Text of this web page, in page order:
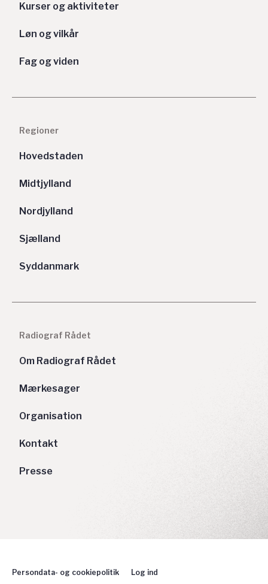
Kurser og aktiviteter
Løn og vilkår
Fag og viden
Regioner
Hovedstaden
Midtjylland
Nordjylland
Sjælland
Syddanmark
Radiograf Rådet
Om Radiograf Rådet
Mærkesager
Organisation
Kontakt
Presse
Persondata- og cookiepolitik Log ind